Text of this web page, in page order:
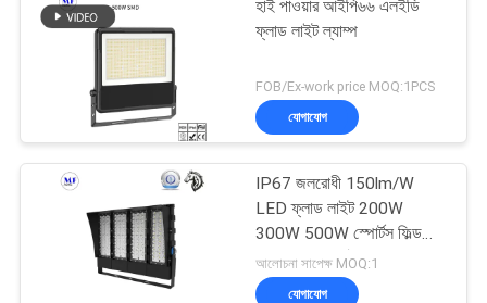
হাই পাওয়ার আইপি৬৬ এলইডি
ফ্লাড লাইট ল্যাম্প
FOB/Ex-work price MOQ:1PCS
যোগাযোগ
IP67 জলরোধী 150lm/W
LED ফ্লাড লাইট 200W
300W 500W স্পোর্টস ফিল্ড
এবং টেনিস কোর্টের জন্য
আলোচনা সাপেক্ষ MOQ:1
যোগাযোগ